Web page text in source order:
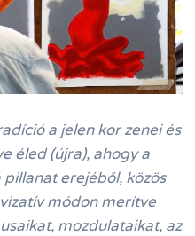
a jelen kor zenei és
éled (újra), ahogy a
erejéből, közös
módon merítve
mozdulataikat, az